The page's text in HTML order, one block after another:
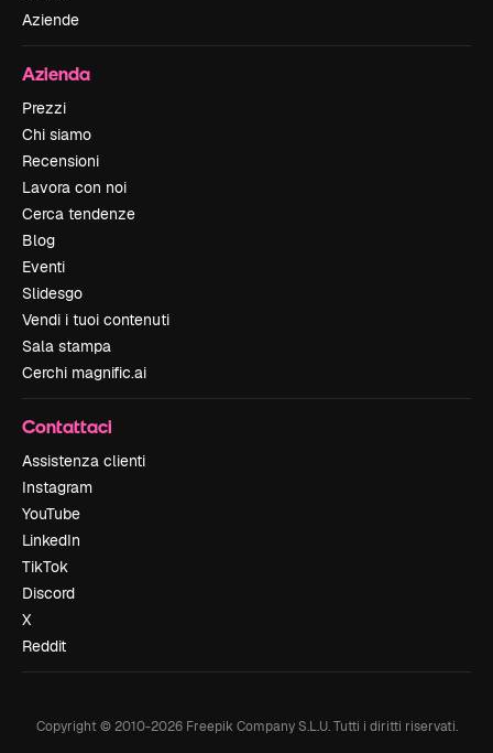
Aziende
Azienda
Prezzi
Chi siamo
Recensioni
Lavora con noi
Cerca tendenze
Blog
Eventi
Slidesgo
Vendi i tuoi contenuti
Sala stampa
Cerchi magnific.ai
Contattaci
Assistenza clienti
Instagram
YouTube
LinkedIn
TikTok
Discord
X
Reddit
Copyright © 2010-2026Freepik Company S.L.U. Tutti i diritti riservati.